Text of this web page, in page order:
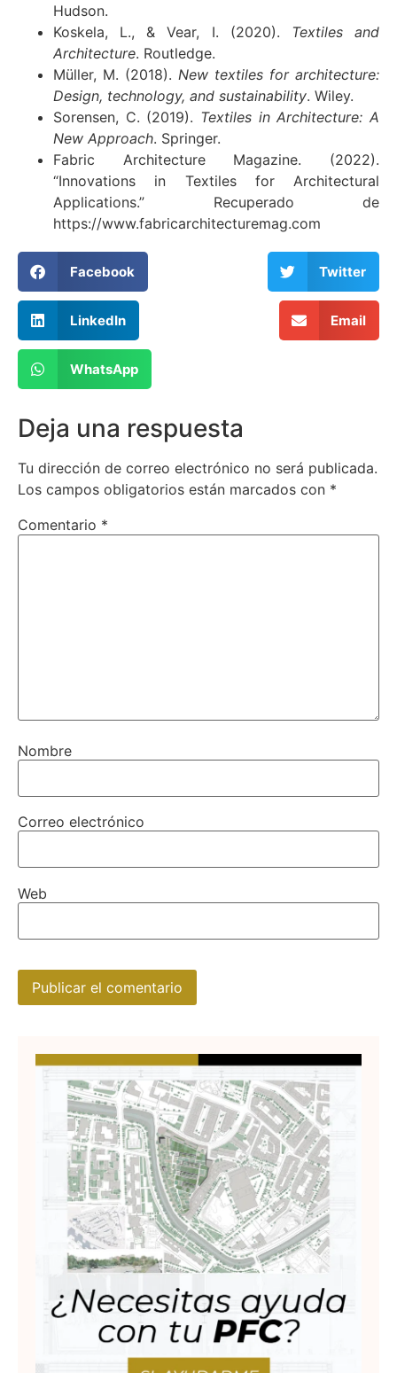
Hudson.
Koskela, L., & Vear, I. (2020). Textiles and
Architecture. Routledge.
Müller, M. (2018). New textiles for architecture:
Design, technology, and sustainability. Wiley.
Sorensen, C. (2019). Textiles in Architecture: A
New Approach. Springer.
Fabric Architecture Magazine. (2022).
“Innovations in Textiles for Architectural
Applications.” Recuperado de
https://www.fabricarchitecturemag.com
Facebook Twitter
LinkedIn Email
WhatsApp
Deja una respuesta
Tu dirección de correo electrónico no será publicada.
Los campos obligatorios están marcados con *
Comentario *
Nombre
Correo electrónico
Web